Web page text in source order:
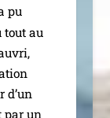
pu
tout au
d’un
un